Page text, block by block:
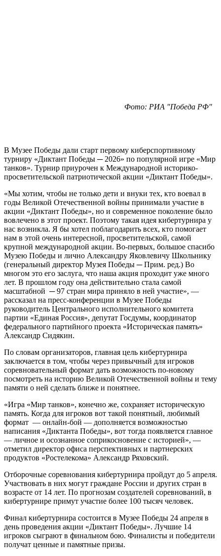
Фото: РИА "Победа РФ"
В Музее Победы дали старт первому киберспортивному
турниру «Диктант Победы ─ 2026» по популярной игре «Мир
танков». Турнир приурочен к Международной историко-
просветительской патриотической акции «Диктант Победы».
«Мы хотим, чтобы не только дети и внуки тех, кто воевал в
годы Великой Отечественной войны принимали участие в
акции «Диктант Победы», но и современное поколение было
вовлечено в этот проект. Поэтому такая идея кибертурнира у
нас возникла. Я бы хотел поблагодарить всех, кто помогает
нам в этой очень интересной, просветительской, самой
крупной международной акции. Во-первых, большое спасибо
Музею Победы и лично Александру Яковлевичу Школьнику
(генеральный директор Музея Победы ─ Прим. ред.) Во
многом это его заслуга, что наша акция проходит уже много
лет. В прошлом году она действительно стала самой
масштабной ─ 97 стран мира приняло в ней участие», —
рассказал на пресс-конференции в Музее Победы
руководитель Центрального исполнительного комитета
партии «Единая Россия», депутат Госдумы, координатор
федерального партийного проекта «Историческая память»
Александр Сидякин.
По словам организаторов, главная цель кибертурнира
заключается в том, чтобы через привычный для игроков
соревновательный формат дать возможность по-новому
посмотреть на историю Великой Отечественной войны и тему
памяти о ней сделать ближе и понятнее.
«Игра «Мир танков», конечно же, сохраняет историческую
память. Когда для игроков вот такой понятный, любимый
формат — онлайн-бой — дополняется возможностью
написания «Диктанта Победы», вот тогда появляется главное
— личное и осознанное соприкосновение с историей», —
отметил директор офиса перспективных и партнерских
продуктов «Ростелекома» Александр Ряховский.
Отборочные соревнования кибертурнира пройдут до 5 апреля.
Участвовать в них могут граждане России и других стран в
возрасте от 14 лет. По прогнозам создателей соревнований, в
кибертурнире примут участие более 100 тысяч человек.
Финал кибертурнира состоится в Музее Победы 24 апреля в
день проведения акции «Диктант Победы». Лучшие 14
игроков сыграют в финальном бою. Финалисты и победители
получат ценные и памятные призы.